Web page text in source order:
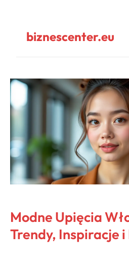
biznescenter.eu
Modne Upięcia
Trendy, Inspiracje